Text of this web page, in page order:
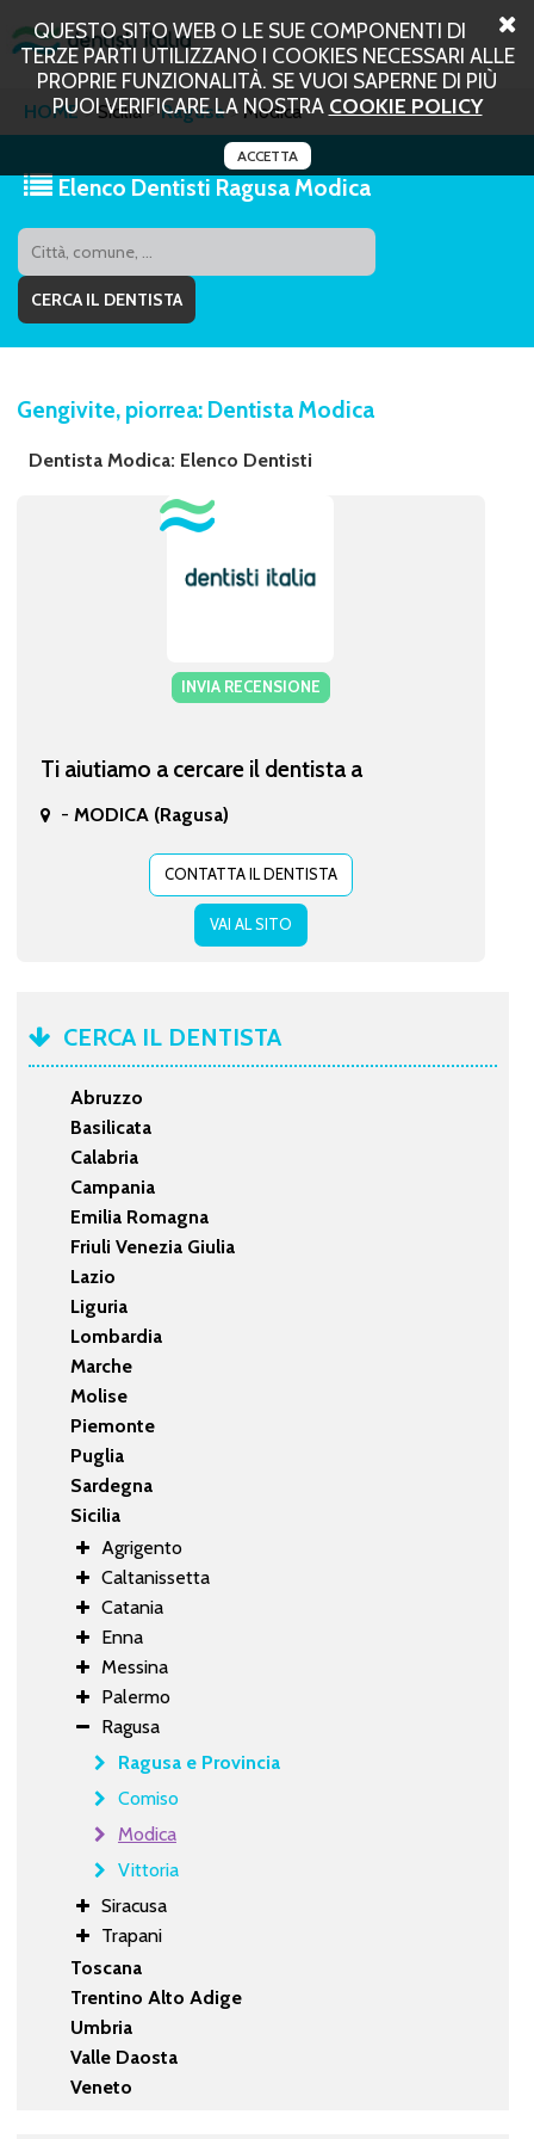
QUESTO SITO WEB O LE SUE COMPONENTI DI
TERZE PARTI UTILIZZANO I COOKIES NECESSARI ALLE
PROPRIE FUNZIONALITÀ. SE VUOI SAPERNE DI PIÙ
PUOI VERIFICARE LA NOSTRA COOKIE POLICY
ACCETTA
HOME Sicilia Ragusa Modica
Elenco Dentisti Ragusa Modica
Gengivite, piorrea: Dentista Modica
Dentista Modica: Elenco Dentisti
INVIA RECENSIONE
Ti aiutiamo a cercare il dentista a
- MODICA (Ragusa)
CONTATTA IL DENTISTA
VAI AL SITO
CERCA IL DENTISTA
Abruzzo
Basilicata
Calabria
Campania
Emilia Romagna
Friuli Venezia Giulia
Lazio
Liguria
Lombardia
Marche
Molise
Piemonte
Puglia
Sardegna
Sicilia
Agrigento
Caltanissetta
Catania
Enna
Messina
Palermo
Ragusa
Ragusa e Provincia
Comiso
Modica
Vittoria
Siracusa
Trapani
Toscana
Trentino Alto Adige
Umbria
Valle Daosta
Veneto